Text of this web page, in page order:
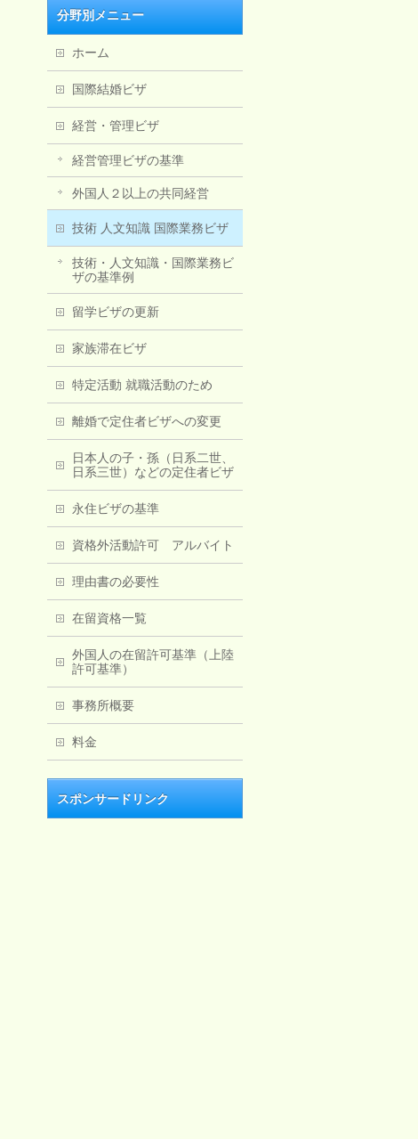
分野別メニュー
ホーム
国際結婚ビザ
経営・管理ビザ
経営管理ビザの基準
外国人２以上の共同経営
技術 人文知識 国際業務ビザ
技術・人文知識・国際業務ビ
ザの基準例
留学ビザの更新
家族滞在ビザ
特定活動 就職活動のため
離婚で定住者ビザへの変更
日本人の子・孫（日系二世、
日系三世）などの定住者ビザ
永住ビザの基準
資格外活動許可 アルバイト
理由書の必要性
在留資格一覧
外国人の在留許可基準（上陸
許可基準）
事務所概要
料金
スポンサードリンク